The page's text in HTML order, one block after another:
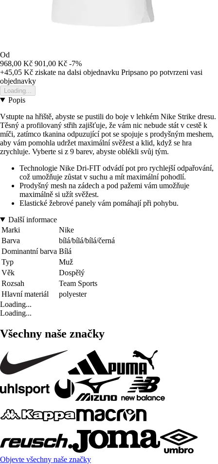
Od
968,00 Kč 901,00 Kč -7%
+45,05 Kč ziskate na dalsi objednavku Pripsano po potvrzeni vasi
objednavky
Loading...
Popis
Vstupte na hřiště, abyste se pustili do boje v lehkém Nike Strike dresu.
Těsný a profilovaný střih zajišťuje, že vám nic nebude stát v cestě k
míči, zatímco tkanina odpuzující pot se spojuje s prodyšným meshem,
aby vám pomohla udržet maximální svěžest a klid, když se hra
zrychluje. Vyberte si z 9 barev, abyste oblékli svůj tým.
Technologie Nike Dri-FIT odvádí pot pro rychlejší odpařování,
což umožňuje zůstat v suchu a mít maximální pohodlí.
Prodyšný mesh na zádech a pod pažemi vám umožňuje
maximálně si užít svěžest.
Elastické žebrové panely vám pomáhají při pohybu.
Další informace
Marki
Nike
Barva
bílá/bílá/bílá/černá
Dominantní barva Bílá
Typ
Muž
Věk
Dospělý
Rozsah
Team Sports
Hlavní materiál
polyester
Loading...
Loading...
Všechny naše značky
Objevte všechny naše značky